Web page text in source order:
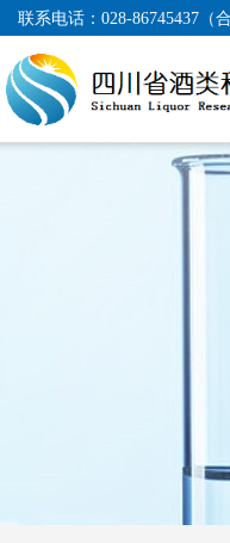
联系电话： 028-86745437（